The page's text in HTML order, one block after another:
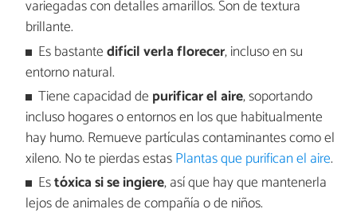
variegadas con detalles amarillos. Son de textura
brillante.
Es bastantedifícil verla florecer, incluso en su
entorno natural.
Tiene capacidad de purificar el aire, soportando
incluso hogares o entornos en los que habitualmente
hay humo. Remueve partículas contaminantes como el
xileno. No te pierdas estasPlantas que purifican el aire.
Estóxica si se ingiere, así que hay que mantenerla
lejos de animales de compañía o de niños.